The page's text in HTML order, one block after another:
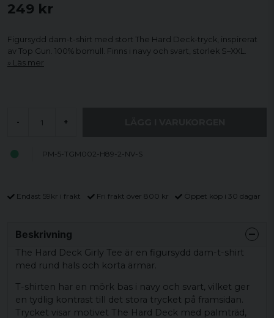
249 kr
Figursydd dam-t-shirt med stort The Hard Deck-tryck, inspirerat
av Top Gun. 100% bomull. Finns i navy och svart, storlek S–XXL.
Läs mer
- +
PM-5-TGM002-H89-2-NV-S
Endast 59kr i frakt Fri frakt över 800 kr Öppet köp i 30 dagar
Beskrivning
The Hard Deck Girly Tee är en figursydd dam-t-shirt
med rund hals och korta ärmar.
T-shirten har en mörk bas i navy och svart, vilket ger
en tydlig kontrast till det stora trycket på framsidan.
Trycket visar motivet The Hard Deck med palmträd,